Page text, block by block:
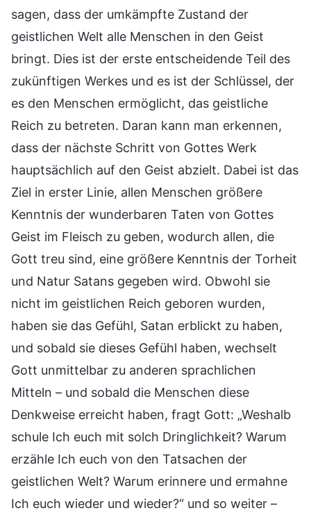
sagen, dass der umkämpfte Zustand der
geistlichen Welt alle Menschen in den Geist
bringt. Dies ist der erste entscheidende Teil des
zukünftigen Werkes und es ist der Schlüssel, der
es den Menschen ermöglicht, das geistliche
Reich zu betreten. Daran kann man erkennen,
dass der nächste Schritt von Gottes Werk
hauptsächlich auf den Geist abzielt. Dabei ist das
Ziel in erster Linie, allen Menschen größere
Kenntnis der wunderbaren Taten von Gottes
Geist im Fleisch zu geben, wodurch allen, die
Gott treu sind, eine größere Kenntnis der Torheit
und Natur Satans gegeben wird. Obwohl sie
nicht im geistlichen Reich geboren wurden,
haben sie das Gefühl, Satan erblickt zu haben,
und sobald sie dieses Gefühl haben, wechselt
Gott unmittelbar zu anderen sprachlichen
Mitteln – und sobald die Menschen diese
Denkweise erreicht haben, fragt Gott: „Weshalb
schule Ich euch mit solch Dringlichkeit? Warum
erzähle Ich euch von den Tatsachen der
geistlichen Welt? Warum erinnere und ermahne
Ich euch wieder und wieder?“ und so weiter –